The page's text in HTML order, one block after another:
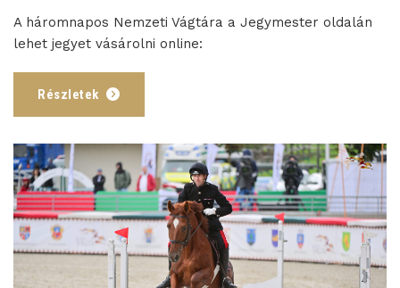
A háromnapos Nemzeti Vágtára a Jegymester oldalán
lehet jegyet vásárolni online:
Részletek